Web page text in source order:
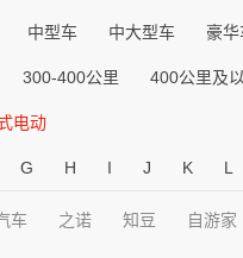
中型车 中大型车 豪华
300-400公里 400公里及
电动
G H I J K L
车 之诺 知豆 自游家